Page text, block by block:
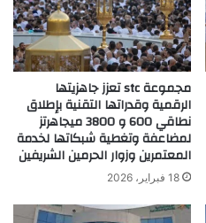
مجموعة stc تعزز جاهزيتها
الرقمية وقدراتها التقنية بإطلاق
نطاقي 600 و 3800 ميجاهرتز
لمضاعفة وتغطية شبكاتها لخدمة
المعتمرين وزوار الحرمين الشريفين
18 فبراير، 2026